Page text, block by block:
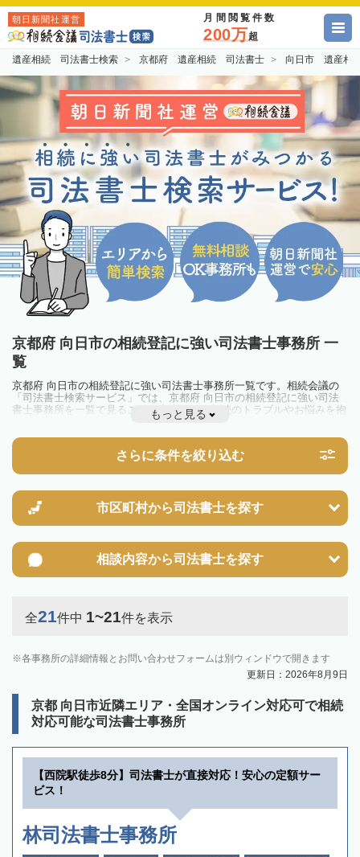
朝日新聞社運営 月間閲覧件数
200万超
遺産相続 司法書士検索 京都府 遺産相続 司法書士 向日市 遺産相
京都府 向日市の相続登記に強い司法書士事務所 一
覧
京都府 向日市の相続登記に強い司法書士事務所一覧です。相続会議の
「司法書士検索サービス」では、京都府 向日市の相続登記に強い司法
書士事務所を一覧で見ることが出来ます。相続のトラブルやお悩みを抱
えている方は一度近隣の司法書士に相談してみましょう。
不動産を相続した場合、相続を知った日から3年以内に登記しないと、
10万円以下の過料が科せられるため、速やかな手続きが必要です。義務
化前の相続も対象となるため注意しましょう。
す。その他の相続手続きも任せることが可能です。
また、義務化に伴い、相続人申告登記制度が創設されました。遺産分割
の話し合いがまとまらず登記できない場合は、この制度の活用を検討し
もっと見る
さらに条件を絞り込む
市区町村から司法書士を探す
相談内容から司法書士を探す
全21件中 1~21件を表示
各事務所の詳細情報とお問い合わせフォームは別ウィンドウで開きます
更新日：2026年8月9日
京都 向日市近隣エリア・全国オンライン対応可で相続
対応可能な司法書士事務所
【西院駅徒歩8分】司法書士が直接対応！安心の定額サー
ビス！
林司法書士事務所